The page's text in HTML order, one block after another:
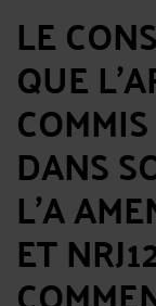
LE
QUE
DANS
L’A
ET